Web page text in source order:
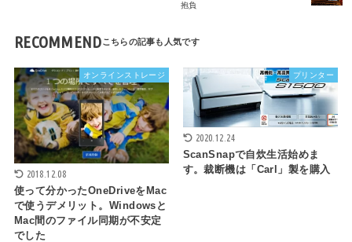
抱負
RECOMMEND
オンラインストレージ
2018.12.08
使って分かったOneDriveをMac
で使うデメリット。Windowsと
Mac間のファイル同期が不安定
でした
プリンター
2020.12.24
ScanSnapで自炊生活始めま
す。裁断機は「Carl」製を購入